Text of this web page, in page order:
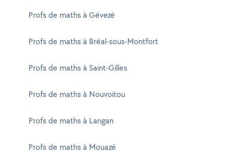
Profs de maths à Gévezé
Profs de maths à Bréal-sous-Montfort
Profs de maths à Saint-Gilles
Profs de maths à Nouvoitou
Profs de maths à Langan
Profs de maths à Mouazé